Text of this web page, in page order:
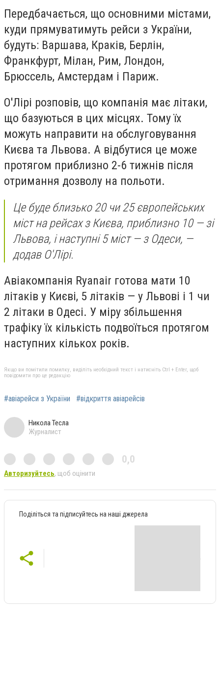
Передбачається, що основними містами,
куди прямуватимуть рейси з України,
будуть: Варшава, Краків, Берлін,
Франкфурт, Мілан, Рим, Лондон,
Брюссель, Амстердам і Париж.
О'Лірі розповів, що компанія має літаки,
що базуються в цих місцях. Тому їх
можуть направити на обслуговування
Києва та Львова. А відбутися це може
протягом приблизно 2-6 тижнів після
отримання дозволу на польоти.
Це буде близько 20 чи 25 європейських
міст на рейсах з Києва, приблизно 10 — зі
Львова, і наступні 5 міст — з Одеси, —
додав О'Лірі.
Авіакомпанія Ryanair готова мати 10
літаків у Києві, 5 літаків — у Львові і 1 чи
2 літаки в Одесі. У міру збільшення
трафіку їх кількість подвоїться протягом
наступних кількох років.
Якщо ви помітили помилку, виділіть необхідний текст і натисніть Ctrl + Enter, щоб
повідомити про це редакцію
#авіарейси з України #відкриття авіарейсів
Никола Тесла
Журналист
0,0
Авторизуйтесь, щоб оцінити
Поділіться та підписуйтесь на наші джерела